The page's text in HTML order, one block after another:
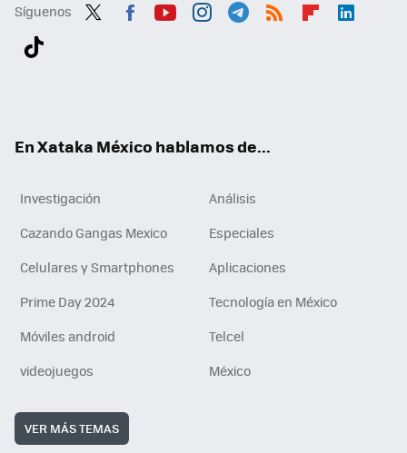
Síguenos
En Xataka México hablamos de...
Investigación
Análisis
Cazando Gangas Mexico
Especiales
Celulares y Smartphones
Aplicaciones
Prime Day 2024
Tecnología en México
Móviles android
Telcel
videojuegos
México
VER MÁS TEMAS